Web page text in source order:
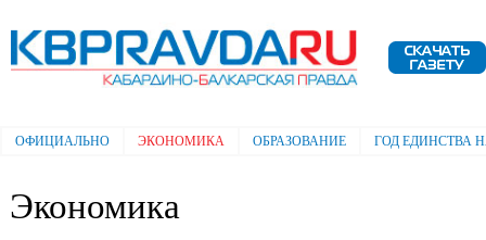
Электронная газета "Кабардино-
Балкарская правда"
Главное меню
ОФИЦИАЛЬНО ЭКОНОМИКА ОБРАЗОВАНИЕ ГОД ЕДИНСТВА
Экономика